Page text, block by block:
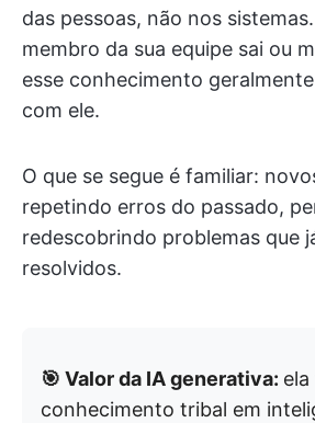
das pessoas, não nos
membro da sua equipe sai ou
esse conhecimento
com ele.
O que se segue é familiar:
repetindo erros do passado,
redescobrindo problemas que
resolvidos.
🎯 Valor da IA generativa:
conhecimento tribal em